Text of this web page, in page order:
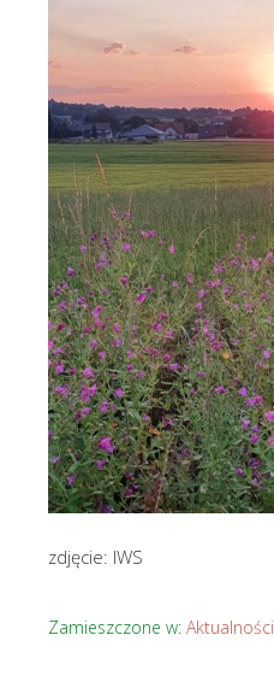
zdjęcie: IWS
Zamieszczone w: Aktualności